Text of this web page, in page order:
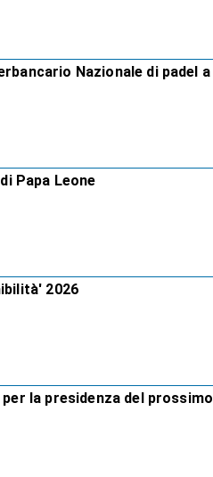
Nazionale di padel a
Papa Leone
2026
la presidenza del prossimo